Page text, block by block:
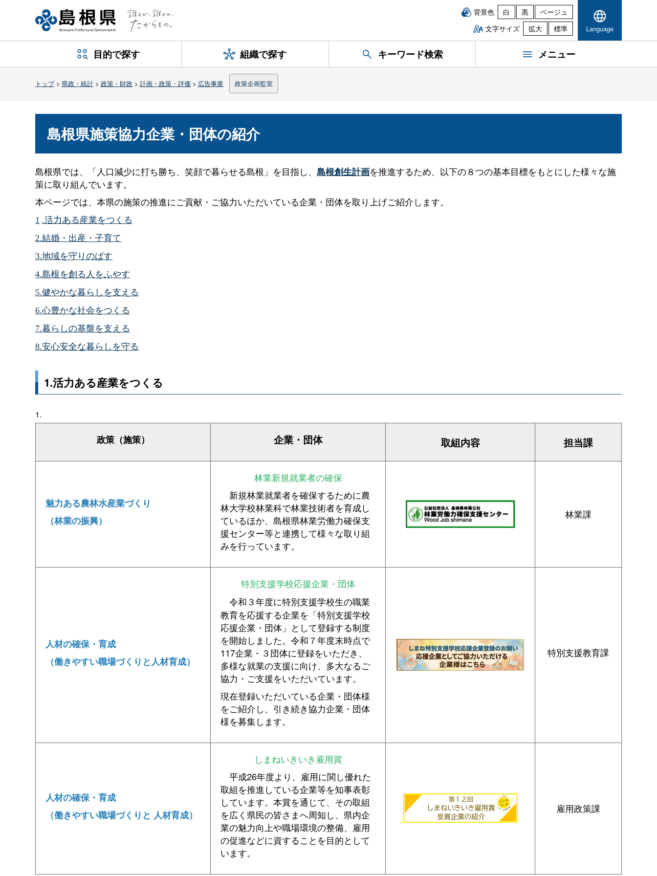
背景色 白 黒
ベージュ
文字サイズ
拡大 標準 Language
目的で探す 組織で探す キーワード検索 メニュー
トップ> 県政・統計 > 政策・財政 > 計画・政策・評価 > 広告事業 政策企画監室
島根県施策協力企業・団体の紹介
島根県では、「人口減少に打ち勝ち、笑顔で暮らせる島根」を目指し、 島根創生計画を推進するため、以下の８つの基本目標をもとにした様々な施
策に取り組んでいます。
本ページでは、本県の施策の推進にご貢献・ご協力いただいている企業・団体を取り上げご紹介します。
1 .活力ある産業をつくる
2.結婚・出産・子育て
3.地域を守りのばす
4.島根を創る人をふやす
5.健やかな暮らしを支える
6.心豊かな社会をつくる
7.暮らしの基盤を支える
8.安心安全な暮らしを守る
1.活力ある産業をつくる
1.
政策（施策） 企業・団体 取組内容 担当課
魅力ある農林水産業づくり
（林業の振興）
林業新規就業者の確保
新規林業就業者を確保するために農
林大学校林業科で林業技術者を育成し
ているほか、島根県林業労働力確保支
援センター等と連携して様々な取り組
みを行っています。
林業課
人材の確保・育成
（働きやすい職場づくりと人材育成）
特別支援学校応援企業・団体
令和３年度に特別支援学校生の職業
教育を応援する企業を「特別支援学校
応援企業・団体」として登録する制度
を開始しました。令和７年度末時点で
117企業・３団体に登録をいただき、
多様な就業の支援に向け、多大なるご
協力・ご支援をいただいています。
現在登録いただいている企業・団体様
をご紹介し、引き続き協力企業・団体
様を募集します。
特別支援教育課
人材の確保・育成
（働きやすい職場づくりと 人材育成）
しまねいきいき雇用賞
平成26年度より、雇用に関し優れた
取組を推進している企業等を知事表彰
しています。本賞を通じて、その取組
を広く県民の皆さまへ周知し、県内企
業の魅力向上や職場環境の整備、雇用
の促進などに資することを目的として
います。
雇用政策課